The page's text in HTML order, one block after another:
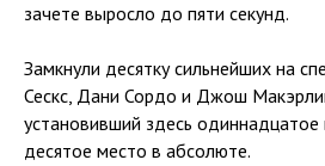
зачете выросло до пяти секунд.
Замкнули десятку сильнейших на
Сескс, Дани Сордо и Джош
установивший здесь одиннадцатое
десятое место в абсолюте.